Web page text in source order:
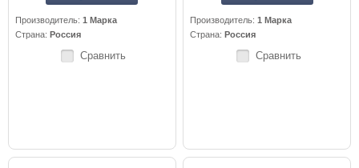
Производитель:1 Марка
Страна:Россия
Сравнить
Производитель:1 Марка
Страна:Россия
Сравнить